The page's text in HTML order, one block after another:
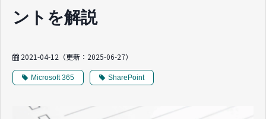
ントを解説
2021-04-12 （更新： 2025-06-27）
Microsoft 365 SharePoint